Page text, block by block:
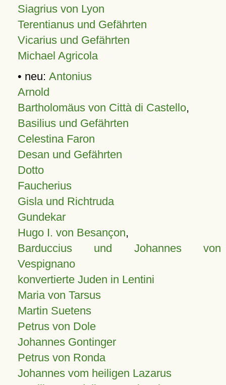
Siagrius von Lyon
Terentianus und Gefährten
Vicarius und Gefährten
Michael Agricola
• neu: Antonius
Arnold
Bartholomäus von Città di Castello,
Basilius und Gefährten
Celestina Faron
Desan und Gefährten
Dotto
Faucherius
Gisla und Richtruda
Gundekar
Hugo I. von Besançon,
Barduccius und Johannes von
Vespignano
konvertierte Juden in Lentini
Maria von Tarsus
Martin Suetens
Petrus von Dole
Johannes Gontinger
Petrus von Ronda
Johannes vom heiligen Lazarus